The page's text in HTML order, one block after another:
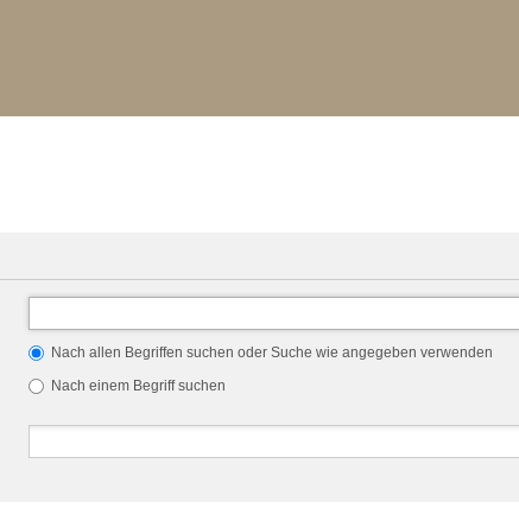
Nach allen Begriffen suchen oder Suche wie angegeben verwenden
Nach einem Begriff suchen